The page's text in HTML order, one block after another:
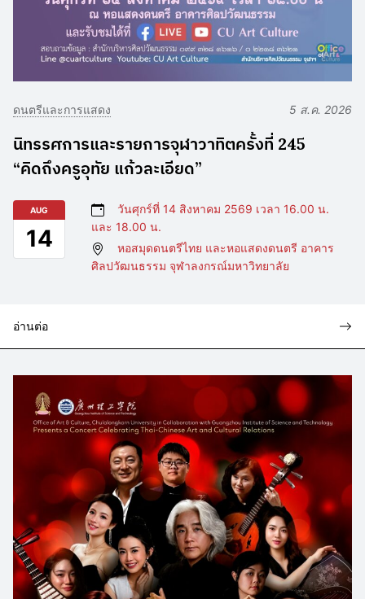
ดนตรีและการแสดง 5 ส.ค. 2026
นิทรรศการและรายการจุฬาวาทิตครั้งที่ 245
“คิดถึงครูอุทัย แก้วละเอียด”
AUG
14
วันศุกร์ที่ 14 สิงหาคม 2569 เวลา 16.00 น.
และ 18.00 น.
หอสมุดดนตรีไทย และหอแสดงดนตรี อาคาร
ศิลปวัฒนธรรม จุฬาลงกรณ์มหาวิทยาลัย
อ่านต่อ